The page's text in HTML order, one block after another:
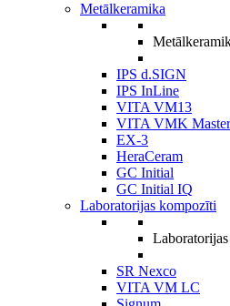
Metālkeramika
IPS d.SIGN
IPS InLine
VITA VM13
VITA VMK Master
EX-3
HeraCeram
GC Initial
GC Initial IQ
Laboratorijas kompozīti
SR Nexco
VITA VM LC